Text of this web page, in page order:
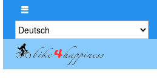
Sprache
auswählen